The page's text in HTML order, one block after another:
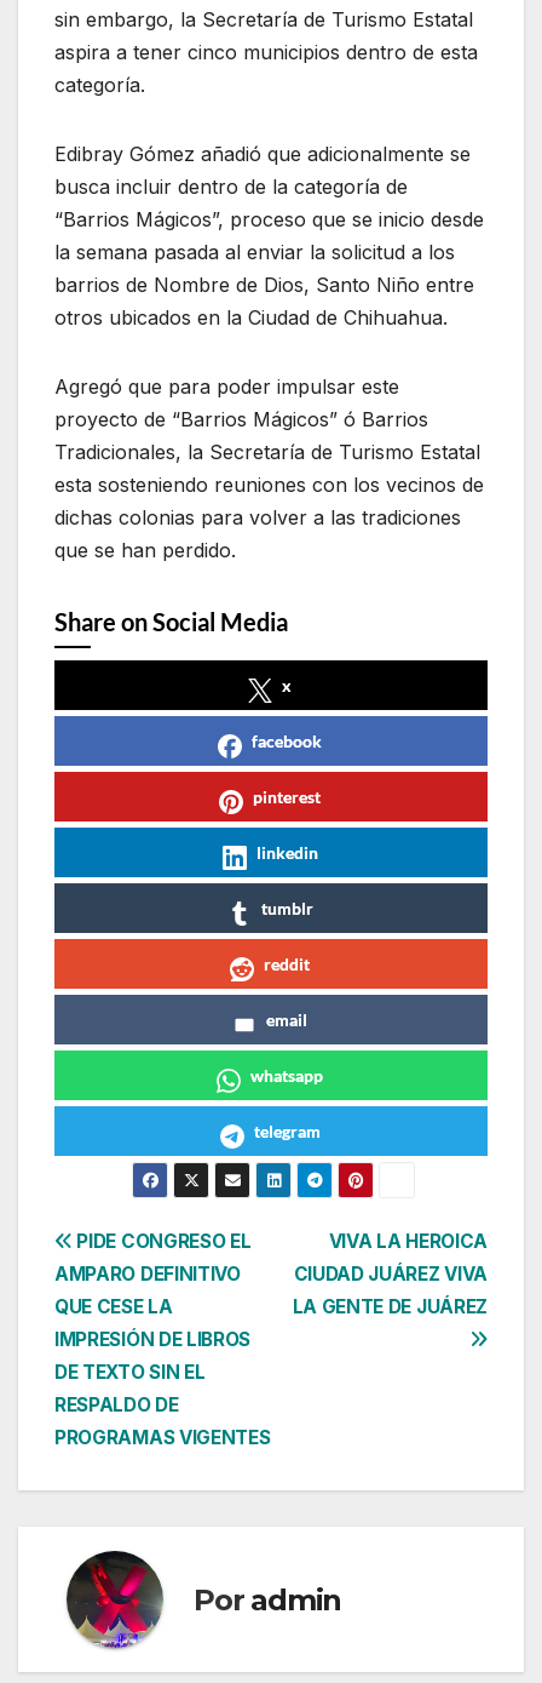
sin embargo, la Secretaría de Turismo Estatal
aspira a tener cinco municipios dentro de esta
categoría.
Edibray Gómez añadió que adicionalmente se
busca incluir dentro de la categoría de
“Barrios Mágicos”, proceso que se inicio desde
la semana pasada al enviar la solicitud a los
barrios de Nombre de Dios, Santo Niño entre
otros ubicados en la Ciudad de Chihuahua.
Agregó que para poder impulsar este
proyecto de “Barrios Mágicos” ó Barrios
Tradicionales, la Secretaría de Turismo Estatal
esta sosteniendo reuniones con los vecinos de
dichas colonias para volver a las tradiciones
que se han perdido.
Share on Social Media
x
facebook
pinterest
linkedin
tumblr
reddit
email
whatsapp
telegram
Navegación
de
entradas
VIVA LA HEROICA
CIUDAD JUÁREZ VIVA
LA GENTE DE JUÁREZ
PIDE CONGRESO EL
AMPARO DEFINITIVO
QUE CESE LA
IMPRESIÓN DE LIBROS
DE TEXTO SIN EL
RESPALDO DE
PROGRAMAS VIGENTES
Por admin